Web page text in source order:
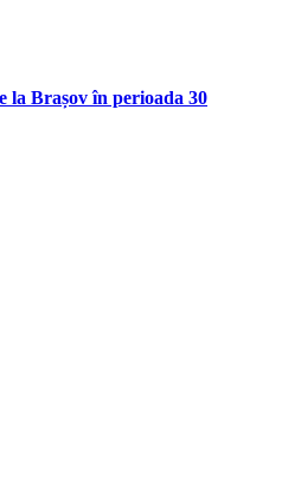
la Brașov în perioada 30